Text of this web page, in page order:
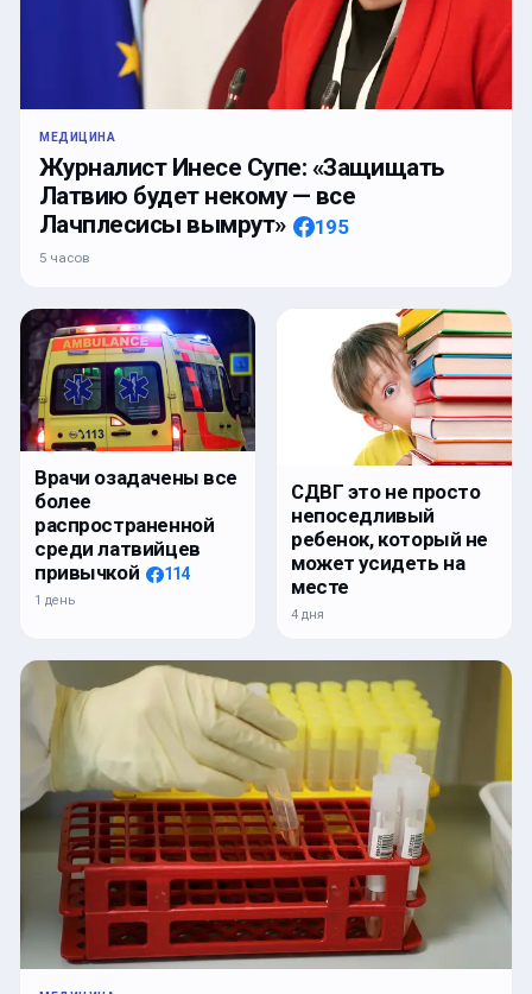
МЕДИЦИНА
Журналист Инесе Супе: «Защищать
Латвию будет некому — все
Лачплесисы вымрут»
195
5 часов
Врачи озадачены все
более
распространенной
среди латвийцев
привычкой
114
1 день
СДВГ это не просто
непоседливый
ребенок, который не
может усидеть на
месте
4 дня